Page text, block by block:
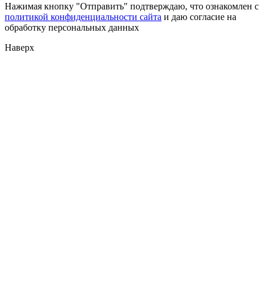
Нажимая кнопку "Отправить" подтверждаю, что ознакомлен с
политикой конфиденциальности сайта и даю согласие на
обработку персональных данных
Наверх